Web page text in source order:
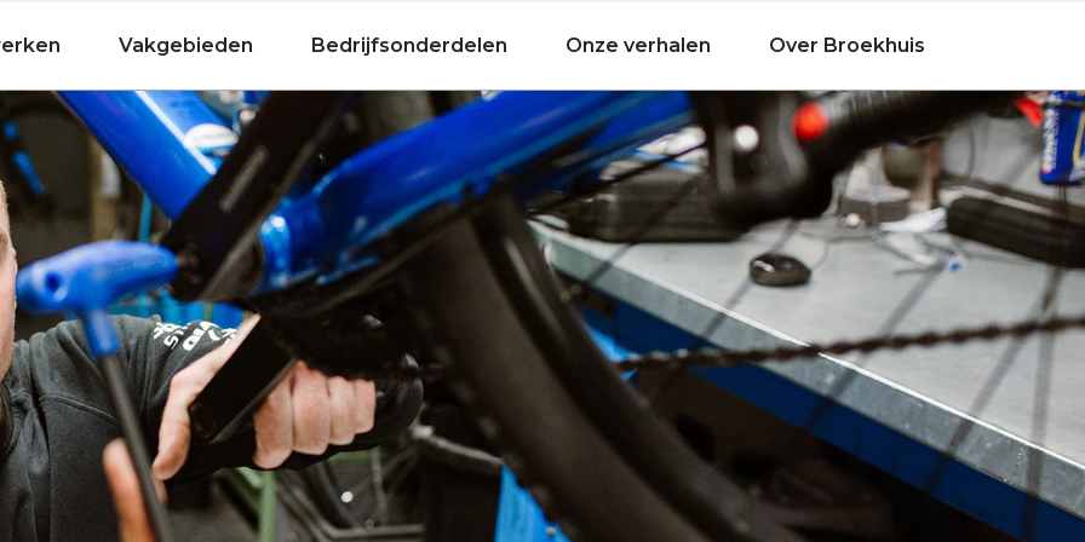
Vakgebieden
Bedrijfsonderdelen
Onze verhalen
Over Broekhuis